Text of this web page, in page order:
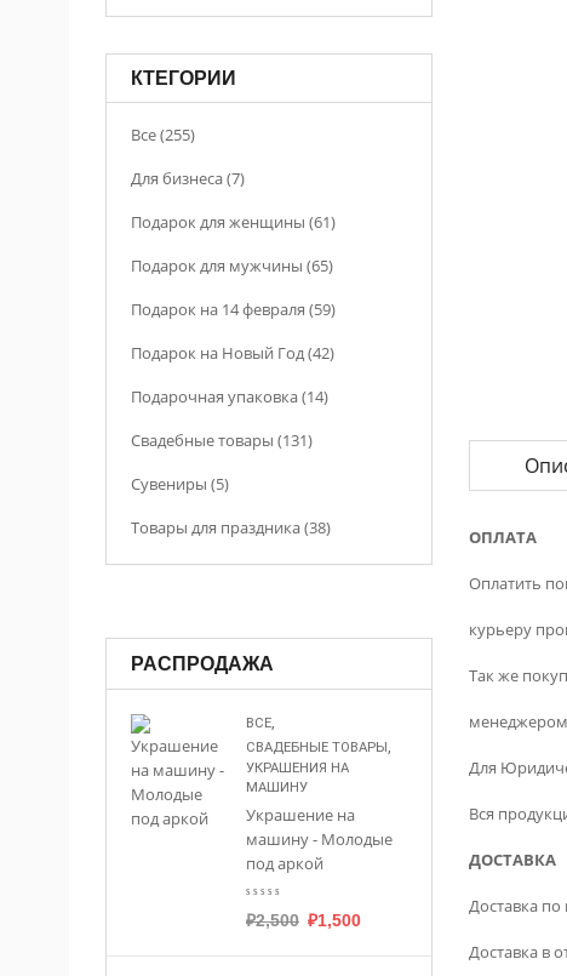
КТЕГОРИИ
Все (255)
Для бизнеса (7)
Подарок для женщины (61)
Подарок для мужчины (65)
Подарок на 14 февраля (59)
Подарок на Новый Год (42)
Подарочная упаковка (14)
Свадебные товары (131)
Сувениры (5)
Товары для праздника (38)
РАСПРОДАЖА
ВСЕ,
СВАДЕБНЫЕ ТОВАРЫ,
УКРАШЕНИЯ НА
МАШИНУ
Украшение на
машину - Молодые
под аркой
₽2,500 ₽1,500
ОПЛАТА
Оплатить
курьеру
Так же
Для
Вся
ДОСТАВКА
Доставка
Доставка в